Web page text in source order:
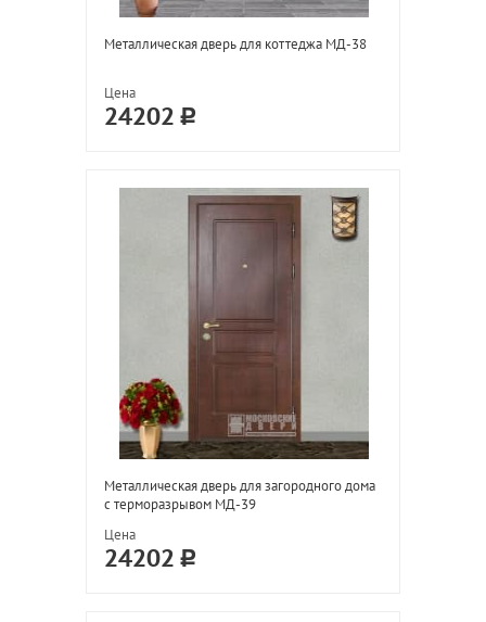
Металлическая дверь для коттеджа МД-38
Цена
24202
Металлическая дверь для загородного дома
с терморазрывом МД-39
Цена
24202